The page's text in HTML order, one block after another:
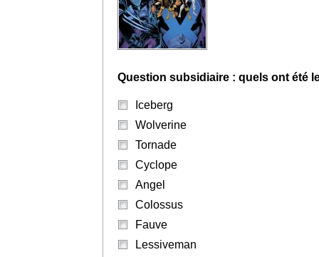
Question subsidiaire : quels ont été
Iceberg
Wolverine
Tornade
Cyclope
Angel
Colossus
Fauve
Lessiveman